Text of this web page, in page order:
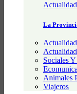
La
Sociales
Animales
Viajeros